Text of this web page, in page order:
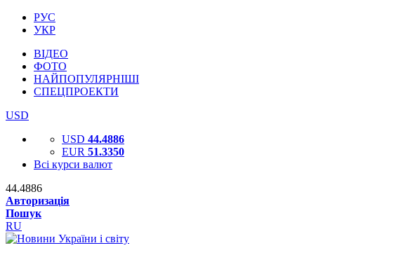
РУС
УКР
ВІДЕО
ФОТО
НАЙПОПУЛЯРНІШІ
СПЕЦПРОЕКТИ
USD
USD 44.4886
EUR 51.3350
Всі курси валют
44.4886
Авторизація
Пошук
RU